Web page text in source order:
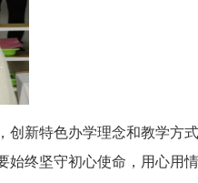
新特色办学理念和教学方
始终坚守初心使命，用心用